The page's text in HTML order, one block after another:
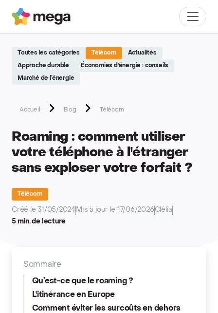
Mega Menu
Toutes les catégories Télécom Actualités
Approche durable Économies d'énergie : conseils
Marché de l’énergie
Accueil Blog Télécom
Roaming : comment utiliser
votre téléphone à l'étranger
sans exploser votre forfait ?
Télécom
Créé le 31/05/2024 Mis à jour le 17/06/2026Clélia
5 min. de lecture
Sommaire
Qu’est-ce que le roaming ?
L'itinérance en Europe
Comment éviter les surcoûts en dehors
Site réalisé par Softedge studio - https://softedge.be